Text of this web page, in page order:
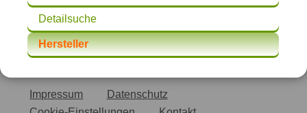
Detailsuche
Hersteller
Impressum
Datenschutz